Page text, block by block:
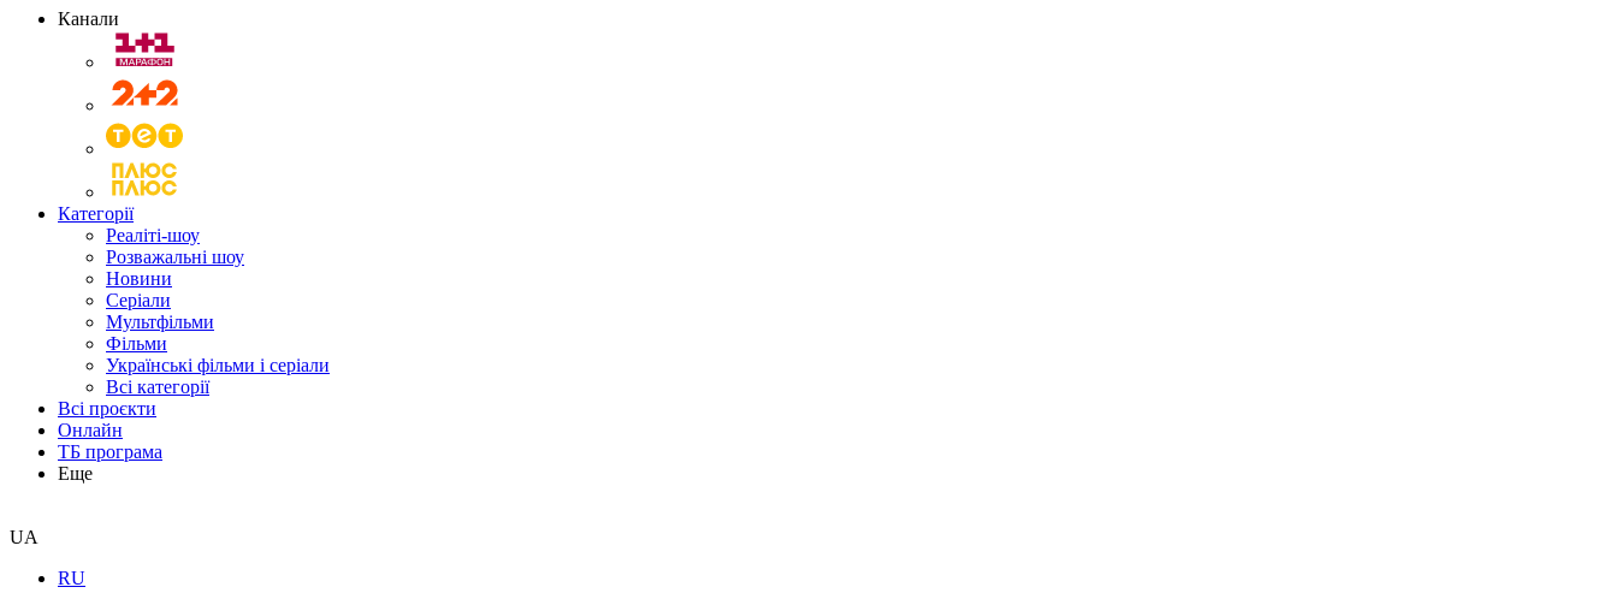
Канали
Категорії
Реаліті-шоу
Розважальні шоу
Новини
Серіали
Мультфільми
Фільми
Українські фільми і серіали
Всі категорії
Всі проєкти
Онлайн
ТБ програма
Еще
UA
RU